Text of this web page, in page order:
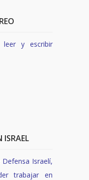
leer y escribir
Israelí,
trabajar en